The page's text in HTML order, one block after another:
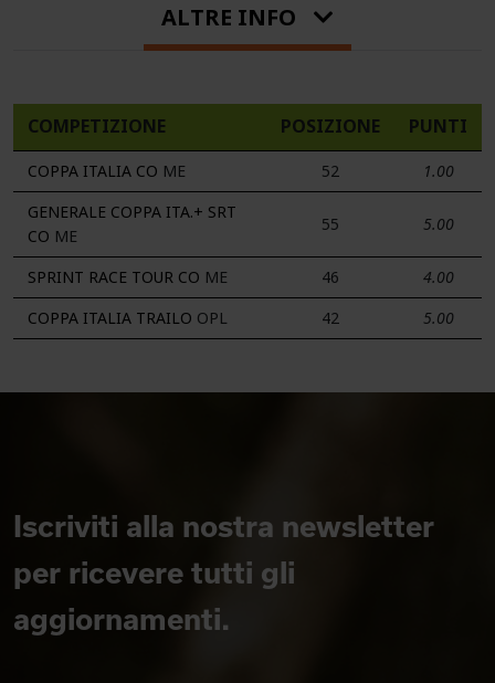
ALTRE INFO
COMPETIZIONE POSIZIONE PUNTI
COPPA ITALIA CO ME 52
1.00
GENERALE COPPA ITA.+ SRT
CO ME
55 5.00
SPRINT RACE TOUR CO ME 46
4.00
COPPA ITALIA TRAILO OPL 42 5.00
Iscriviti alla nostra newsletter
per ricevere tutti gli
aggiornamenti.